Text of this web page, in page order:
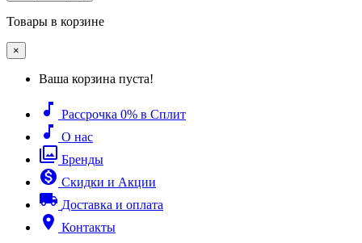
Товары в корзине
×
Ваша корзина пуста!
music_note Рассрочка 0% в Сплит
music_note О нас
filter Бренды
monetization_on Скидки и Акции
local_shipping Доставка и оплата
place Контакты